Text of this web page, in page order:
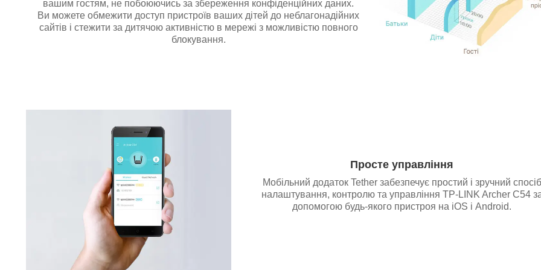
вашим гостям, не побоюючись за збереження конфіденційних даних.
Ви можете обмежити доступ пристроїв ваших дітей до неблагонадійних
сайтів і стежити за дитячою активністю в мережі з можливістю повного
блокування.
Просте управління
Мобільний додаток Tether забезпечує простий і зручний спосіб
налаштування, контролю та управління TP-LINK Archer C54
допомогою будь-якого пристроя на iOS і Android.